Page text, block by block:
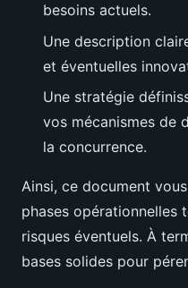
besoins actuels.
Une description
et éventuelles
Une stratégie
vos mécanismes de
la concurrence.
Ainsi, ce document
phases opérationnelles
risques éventuels. À
bases solides pour